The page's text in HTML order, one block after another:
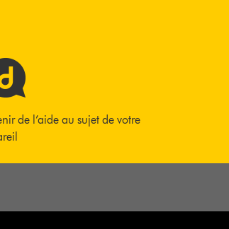
de l’aide au sujet de votre